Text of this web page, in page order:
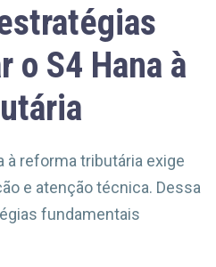
o S4 Hana à
à reforma tributária exige
e atenção técnica. Dessa
fundamentais